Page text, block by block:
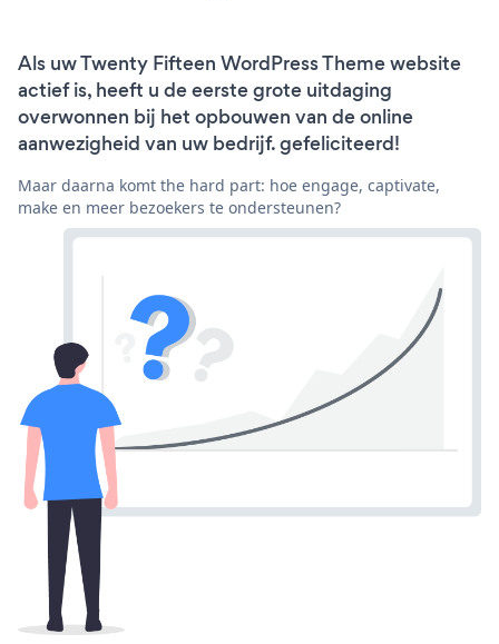
Als uw Twenty Fifteen WordPress Theme website
actief is, heeft u de eerste grote uitdaging
overwonnen bij het opbouwen van de online
aanwezigheid van uw bedrijf. gefeliciteerd!
Maar daarna komt the hard part: hoe engage, captivate,
make en meer bezoekers te ondersteunen?